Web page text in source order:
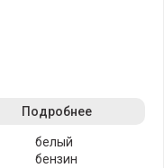
белый
бензин
Подробнее